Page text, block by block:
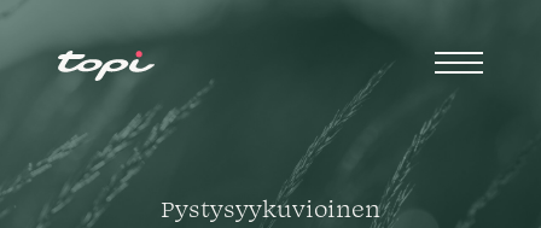
Pystysyykuvioinen